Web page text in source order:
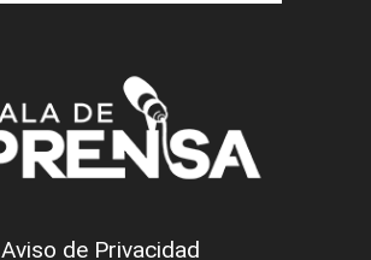
Aviso de Privacidad